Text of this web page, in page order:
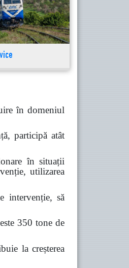
în domeniul
participă atât
în situații
utilizarea
intervenție, să
350 tone de
la creșterea